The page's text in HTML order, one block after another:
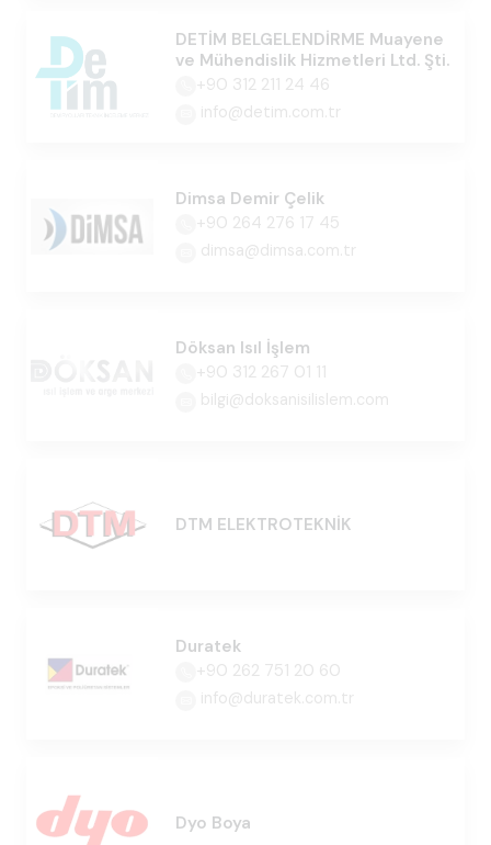
DETİM BELGELENDİRME Muayene
ve Mühendislik Hizmetleri Ltd. Şti.
+90 312 211 24 46
info@detim.com.tr
Dimsa Demir Çelik
+90 264 276 17 45
dimsa@dimsa.com.tr
Döksan Isıl İşlem
+90 312 267 01 11
bilgi@doksanisilislem.com
DTM ELEKTROTEKNİK
Duratek
+90 262 751 20 60
info@duratek.com.tr
Dyo Boya